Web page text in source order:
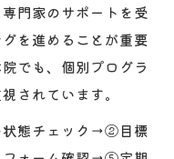
門家のサポートを受
を進めることが重要
でも、個別プログラ
されています。
状態チェック→②目標